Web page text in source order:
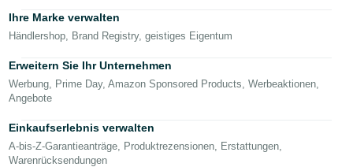
Italiano
- IT
हिंदी
- IN
- TH
Anmelden
Registrieren
Ihre Marke verwalten
Händlershop, Brand Registry, geistiges Eigentum
Erweitern Sie Ihr Unternehmen
Werbung, Prime Day, Amazon Sponsored Products, Werbeaktionen,
Angebote
Einkaufserlebnis verwalten
A-bis-Z-Garantieanträge, Produktrezensionen, Erstattungen,
Warenrücksendungen